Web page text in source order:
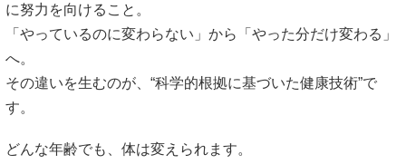
に努力を向けること。
「やっているのに変わらない」から「やった分だけ変わる」
へ。
その違いを生むのが、“科学的根拠に基づいた健康技術”で
す。
どんな年齢でも、体は変えられます。